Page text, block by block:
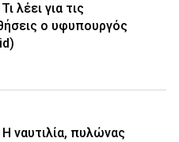
λέει για τις
ο υφυπουργός
ναυτιλία, πυλώνας